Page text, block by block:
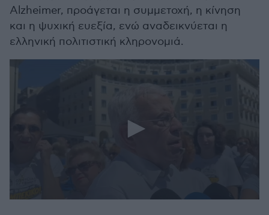
Alzheimer, προάγεται η συμμετοχή, η κίνηση
και η ψυχική ευεξία, ενώ αναδεικνύεται η
ελληνική πολιτιστική κληρονομιά.